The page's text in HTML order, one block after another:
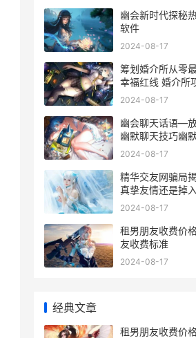
幽会新时代探秘
软件
2024-08-17
筹划婚介所从零
幸福红线 婚介所
2024-08-17
幽会聊天话语—
幽默聊天技巧幽
2024-08-17
精华交友网骗局
真挚友情还是掉
华交友网骗局曝光
2024-08-17
租男朋友收费价
友收费标准
2024-08-17
经典文章
租男朋友收费价